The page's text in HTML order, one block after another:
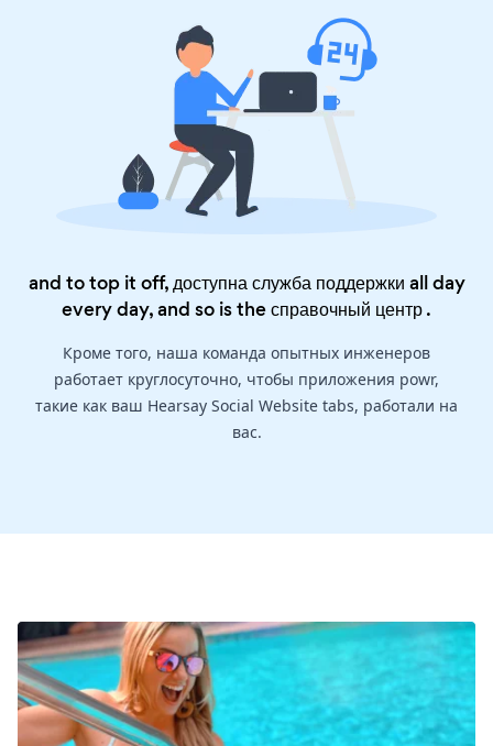
and to top it off, доступна служба поддержки all day
every day, and so is theсправочный центр.
Кроме того, наша команда опытных инженеров
работает круглосуточно, чтобы приложения powr,
такие как ваш Hearsay Social Website tabs, работали на
вас.